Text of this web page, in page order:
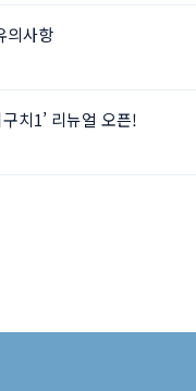
의사항
치1’ 리뉴얼 오픈!